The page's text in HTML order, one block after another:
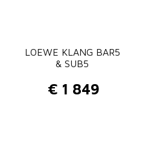
LOEWE KLANG BAR5
& SUB5
€ 1 849